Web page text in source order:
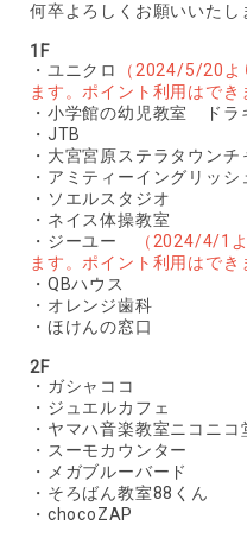
何卒よろしくお願いいたし
1F
・ユニクロ
（2024/5/20よ
ます。ポイント利用はでき
・小学館の幼児教室 ドラ
・JTB
・大宮宮原ステラタウン
・アミティーイングリッシ
・ソエルスタジオ
・ネイス体操教室
・ジーユー
（2024/4/1
ます。ポイント利用はでき
・QBハウス
・オレンジ歯科
・ほけんの窓口
2F
・ガシャココ
・ジュエルカフェ
・ヤマハ音楽教室ニコニコ
・スーモカウンター
・メガブルーバード
・そろばん教室88くん
・chocoZAP